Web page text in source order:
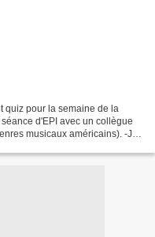
quiz pour la semaine de la
d'EPI avec un collègue
musicaux américains). -J'ai